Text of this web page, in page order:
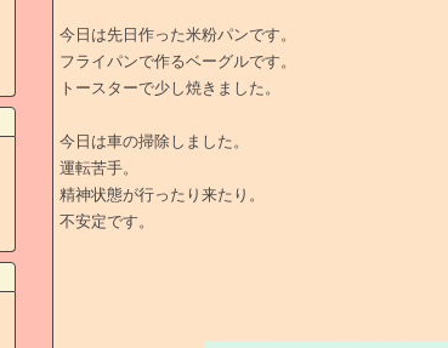
今日は先日作った米粉パンです。
フライパンで作るベーグルです。
トースターで少し焼きました。
今日は車の掃除しました。
運転苦手。
精神状態が行ったり来たり。
不安定です。